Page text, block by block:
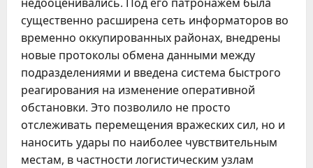
существенно расширена сеть информаторов во
временно оккупированных районах, внедрены
новые протоколы обмена данными между
подразделениями и введена система быстрого
реагирования на изменение оперативной
обстановки. Это позволило не просто
отслеживать перемещения вражеских сил, но и
наносить удары по наиболее чувствительным
местам, в частности логистическим узлам